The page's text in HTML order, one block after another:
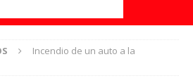
Incendio de un auto a la